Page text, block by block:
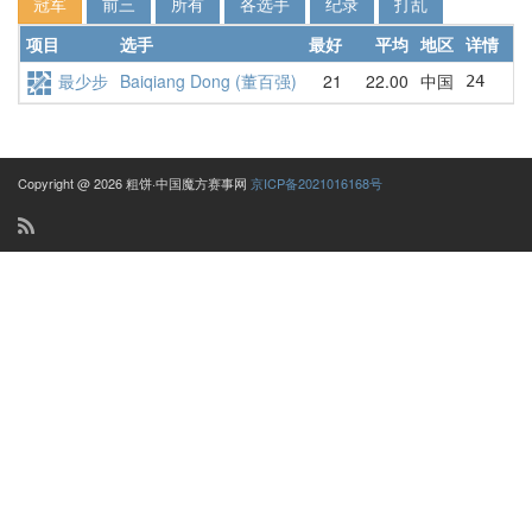
项目
选手 最好 平均 地区 详情
最少步 Baiqiang Dong (董百强) 21 22.00 中国 24
Copyright @ 2026 粗饼·中国魔方赛事网 京ICP备2021016168号